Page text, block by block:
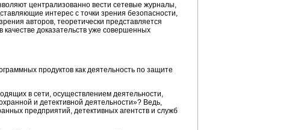
централизованно вести сетевые журналы,
интерес с точки зрения безопасности,
авторов, теоретически представляется
доказательств уже совершенных
продуктов как деятельность по защите
в сети, осуществлением деятельности,
и детективной деятельности»? Ведь,
предприятий, детективных агентств и служб